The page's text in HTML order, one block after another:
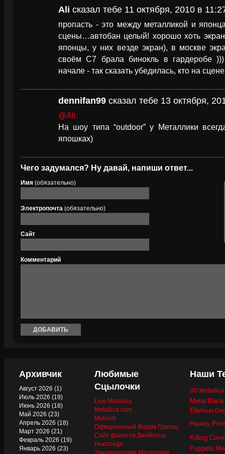
Ali сказал тебе 11 октября, 2010 в
пропасть - это между металликой и
сцены…автобан целый! хорошо хоть
японцы, у них везде экран), в москве
своём С7 брала бинокль в гардеробе
начале - так сказать убедилась, кто на
dennifan99 сказал тебе 13 октября,
@Ali:
На шоу типа “outdoor” у Металлики
япошках)
Чего задумался? Ну давай, напиши ответ...
Имя (обязательно)
Электропочта (обязательно)
Сайт
Комментарий
Архивчик
Август 2026 (1)
Июль 2026 (19)
Июнь 2026 (18)
Май 2026 (23)
Апрель 2026 (18)
Март 2026 (21)
Февраль 2026 (19)
Январь 2026 (23)
Любимые
Сцылочки
Live Metallica
Metallica.com
Metclub
Официальный Форум Группы
Сайт фанатов Джейсона
Ньюстеда
Энциклопедия Металлики
Наши
3D
Metal
Ellefson
Heavy
Killing
Puppets